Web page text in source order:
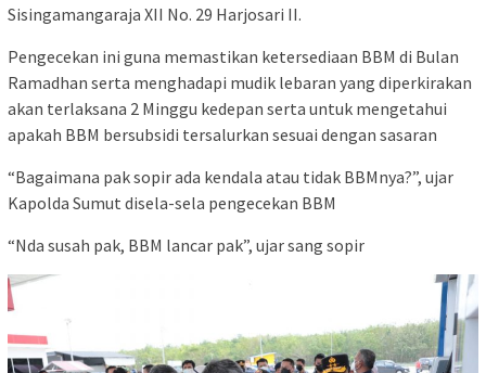
Sisingamangaraja XII No. 29 Harjosari II.
Pengecekan ini guna memastikan ketersediaan BBM di Bulan
Ramadhan serta menghadapi mudik lebaran yang diperkirakan
akan terlaksana 2 Minggu kedepan serta untuk mengetahui
apakah BBM bersubsidi tersalurkan sesuai dengan sasaran
“Bagaimana pak sopir ada kendala atau tidak BBMnya?”, ujar
Kapolda Sumut disela-sela pengecekan BBM
“Nda susah pak, BBM lancar pak”, ujar sang sopir